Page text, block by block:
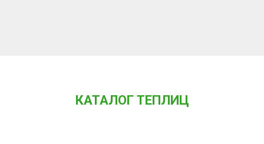
КАТАЛОГ ТЕПЛИЦ